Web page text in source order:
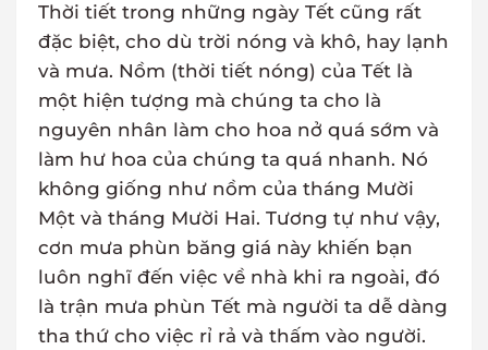
Thời tiết trong những ngày Tết cũng rất
đặc biệt, cho dù trời nóng và khô, hay lạnh
và mưa. Nồm (thời tiết nóng) của Tết là
một hiện tượng mà chúng ta cho là
nguyên nhân làm cho hoa nở quá sớm và
làm hư hoa của chúng ta quá nhanh. Nó
không giống như nồm của tháng Mười
Một và tháng Mười Hai. Tương tự như vậy,
cơn mưa phùn băng giá này khiến bạn
luôn nghĩ đến việc về nhà khi ra ngoài, đó
là trận mưa phùn Tết mà người ta dễ dàng
tha thứ cho việc rỉ rả và thấm vào người.